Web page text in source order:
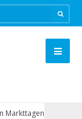
Markttagen